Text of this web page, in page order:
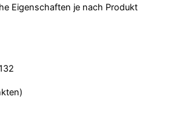
Eigenschaften je nach Produkt